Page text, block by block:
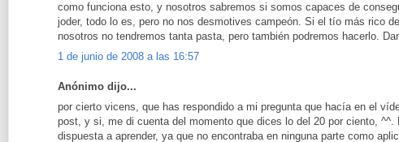
como funciona esto, y nosotros sabremos si somos capaces de
joder, todo lo es, pero no nos desmotives campeón. Si el tío más rico
nosotros no tendremos tanta pasta, pero también podremos hacerlo.
1 de junio de 2008 a las 16:57
Anónimo dijo...
por cierto vicens, que has respondido a mi pregunta que hacía en el
post, y si, me di cuenta del momento que dices lo del 20 por ciento, ^^.
dispuesta a aprender, ya que no encontraba en ninguna parte como